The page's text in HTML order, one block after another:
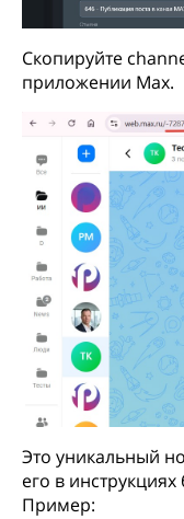
Скопируйте
приложении Max.
Это уникальный
его в инструкциях
Пример: